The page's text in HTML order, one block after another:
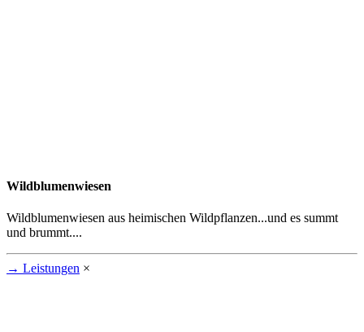
Wildblumenwiesen
Wildblumenwiesen aus heimischen Wildpflanzen...und es summt
und brummt....
→ Leistungen ×